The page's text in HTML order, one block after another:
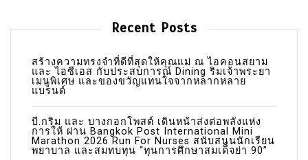
Recent Posts
สร้างความทรงจำที่ดีที่สุดให้คุณแม่ ณ ไอคอนสยาม
และ ไอซีเอส กับประสบการณ์ Dining ริมเจ้าพระยา
เมนูพิเศษ และของขวัญแทนใจจากหลากหลาย
แบรนด์
บี.กริม และ บางกอกโพสต์ เดินหน้าส่งต่อพลังแห่ง
การให้ ผ่าน Bangkok Post International Mini
Marathon 2026 Run For Nurses สนับสนุนนักเรียน
พยาบาล และสมทบทุน “ทุนการศึกษาสมเด็จย่า 90”